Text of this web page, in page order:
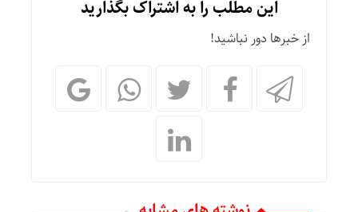
این مطلب را به اشتراک بگذارید
از خبرها دور نباشید!